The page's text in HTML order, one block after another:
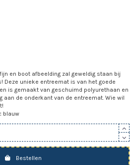
en boot afbeelding zal geweldig staan bij
Deze unieke entreemat is van het goede
is gemaakt van geschuimd polyurethaan en
aan de onderkant van de entreemat. Wie wil
blauw
Bestellen